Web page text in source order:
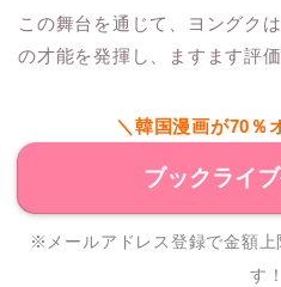
この舞台を通じて、ヨングク
の才能を発揮し、ますます評
＼韓国漫画が70％
ブックライ
※メールアドレス登録で金額上
す！